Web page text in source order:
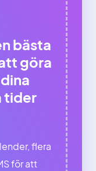
bästa
göra
tider
flera
för att